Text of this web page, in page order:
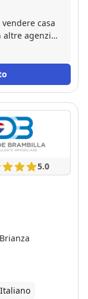
casa
agenzie.
è riuscita a
5.0